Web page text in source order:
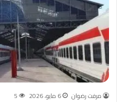
مرفت رضوان 6 مايو، 2026 5